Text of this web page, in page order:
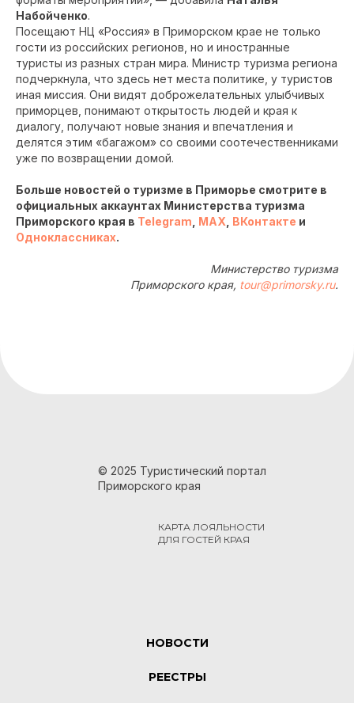
Набойченко.
Посещают НЦ «Россия» в Приморском крае не только
гости из российских регионов, но и иностранные
туристы из разных стран мира. Министр туризма региона
подчеркнула, что здесь нет места политике, у туристов
иная миссия. Они видят доброжелательных улыбчивых
приморцев, понимают открытость людей и края к
диалогу, получают новые знания и впечатления и
делятся этим «багажом» со своими соотечественниками
уже по возвращении домой.
Больше новостей о туризме в Приморье смотрите в
официальных аккаунтах Министерства туризма
Приморского края в Telegram MAX ВКонтакте и
Одноклассниках.
Министерство туризма
Приморского края, tour@primorsky.ru.
© 2025 Туристический портал
Приморского края
КАРТА ЛОЯЛЬНОСТИ
ДЛЯ ГОСТЕЙ КРАЯ
НОВОСТИ
РЕЕСТРЫ